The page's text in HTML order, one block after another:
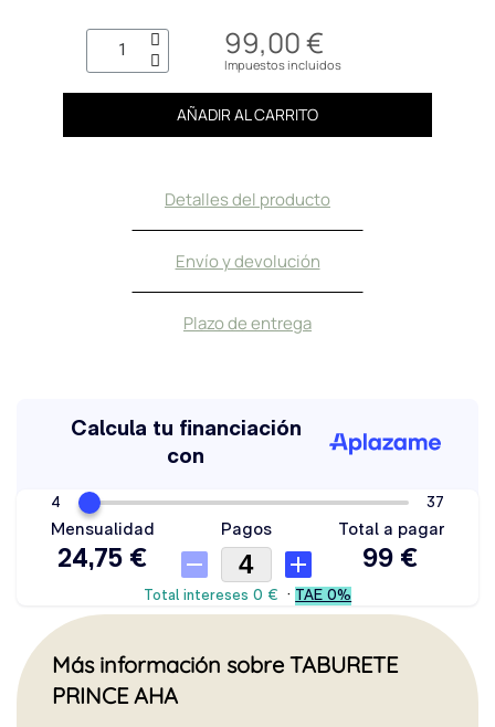
99,00 €
Impuestos incluidos
AÑADIR AL CARRITO
Detalles del producto
Envío y devolución
Plazo de entrega
Más información sobre TABURETE
PRINCE AHA